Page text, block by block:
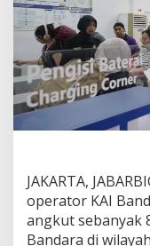
JAKARTA,
operator KAI
angkut sebanyak
Bandara di